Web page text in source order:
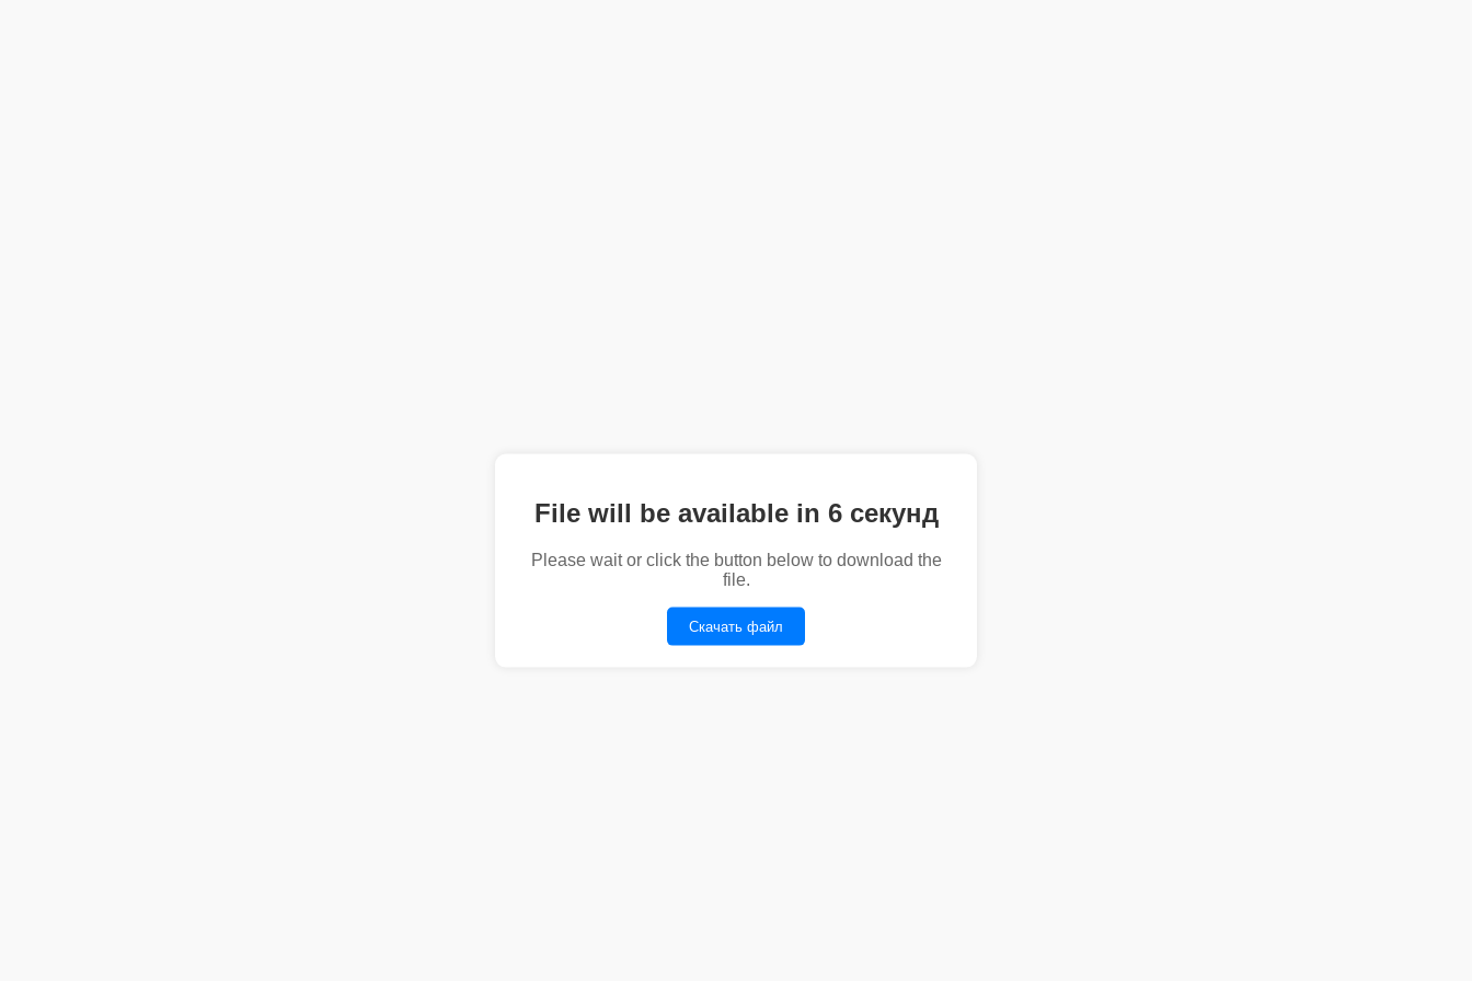
File will be available in 6 секунд
Please wait or click the button below to download the
file.
Скачать файл